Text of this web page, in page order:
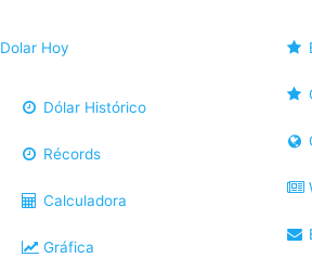
Dolar Hoy
Dólar Histórico
Récords
Calculadora
Gráfica